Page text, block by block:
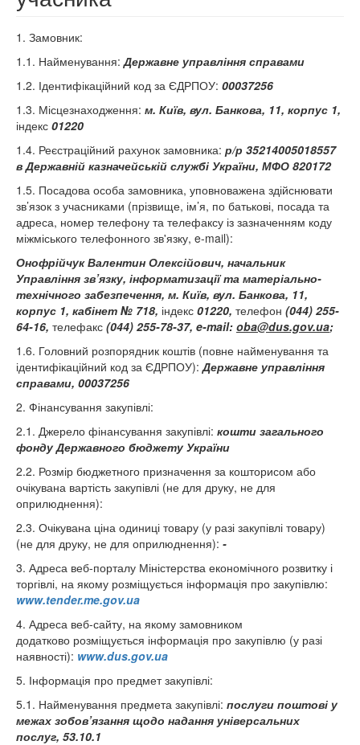
1. Замовник:
1.1. Найменування:Державне управління справами
1.2. Ідентифікаційний код за ЄДРПОУ: 00037256
1.3. Місцезнаходження: м. Київ, вул. Банкова, 11, корпус 1,
індекс 01220
1.4. Реєстраційний рахунок замовника: р/р 35214005018557
в Державній казначейській службі України, МФО 820172
1.5. Посадова особа замовника, уповноважена здійснювати
зв’язок з учасниками (прізвище, ім’я, по батькові, посада та
адреса, номер телефону та телефаксу із зазначенням коду
міжміського телефонного зв'язку, e-mail):
Онофрійчук Валентин Олексійович, начальник
Управління зв’язку, інформатизації та матеріально-
технічного забезпечення, м. Київ, вул. Банкова, 11,
корпус 1, кабінет № 718, індекс 01220, телефон (044) 255-
64-16, телефакс (044) 255-78-37, e-mail: oba@dus.gov.ua;
1.6. Головний розпорядник коштів (повне найменування та
ідентифікаційний код за ЄДРПОУ):Державне управління
справами, 00037256
2. Фінансування закупівлі:
2.1. Джерело фінансування закупівлі: кошти загального
фонду Державного бюджету України
2.2. Розмір бюджетного призначення за кошторисом або
очікувана вартість закупівлі (не для друку, не для
оприлюднення):
2.3. Очікувана ціна одиниці товару (у разі закупівлі товару)
(не для друку, не для оприлюднення): -
3. Адреса веб-порталу Міністерства економічного розвитку і
торгівлі, на якому розміщується інформація про закупівлю:
www.tender.me.gov.ua
4. Адреса веб-сайту, на якому замовником
додатково розміщується інформація про закупівлю (у разі
наявності): www.dus.gov.ua
5. Інформація про предмет закупівлі:
5.1. Найменування предмета закупівлі: послуги поштові у
межах зобов’язання щодо надання універсальних
послуг, 53.10.1